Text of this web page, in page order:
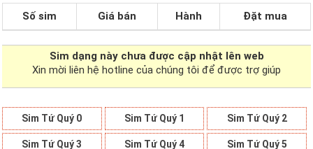
Số sim Giá bán Hành Đặt mua
Sim dạng này chưa được cập nhật lên web
Xin mời liên hệ hotline của chúng tôi để được trợ giúp
Sim Tứ Quý 0 Sim Tứ Quý 1 Sim Tứ Quý 2
Sim Tứ Quý 3 Sim Tứ Quý 4 Sim Tứ Quý 5